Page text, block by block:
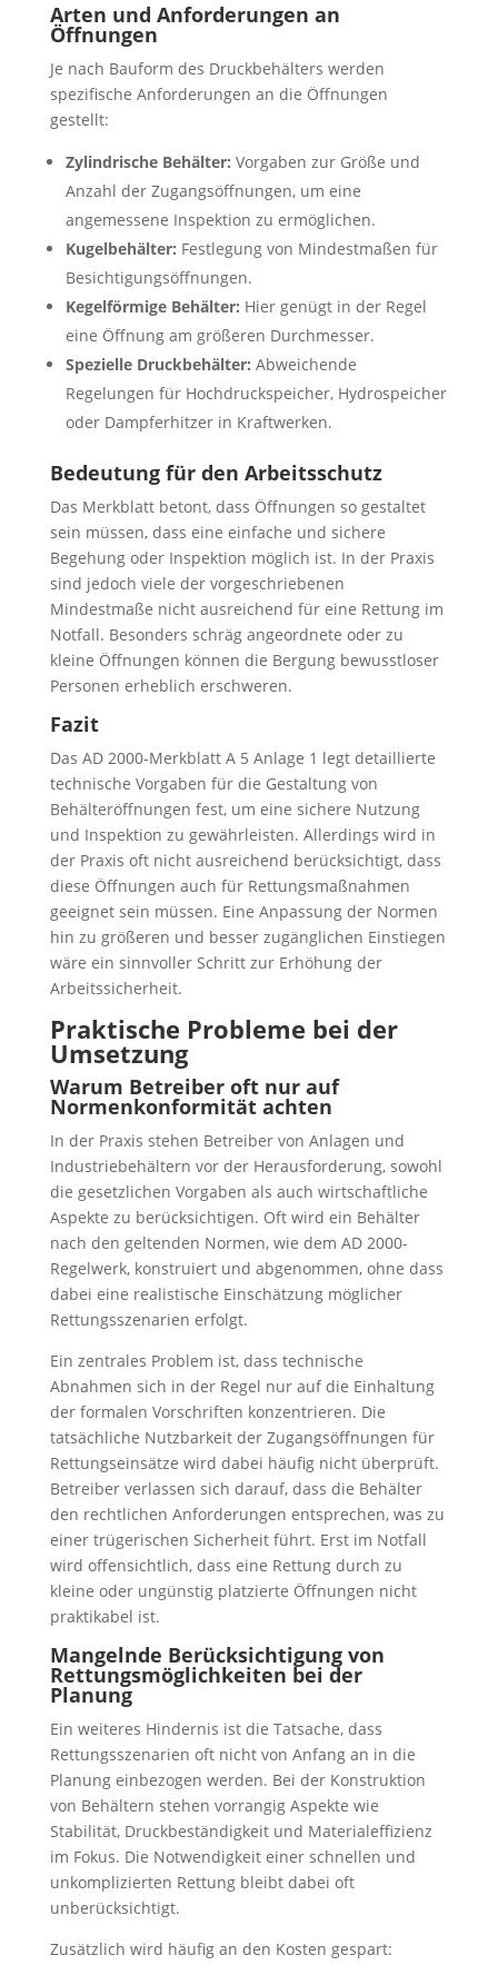
Arten und Anforderungen an
Öffnungen
Je nach Bauform des Druckbehälters werden
spezifische Anforderungen an die Öffnungen
gestellt:
Zylindrische Behälter: Vorgaben zur Größe und
Anzahl der Zugangsöffnungen, um eine
angemessene Inspektion zu ermöglichen.
Kugelbehälter: Festlegung von Mindestmaßen für
Besichtigungsöffnungen.
Kegelförmige Behälter: Hier genügt in der Regel
eine Öffnung am größeren Durchmesser.
Spezielle Druckbehälter: Abweichende
Regelungen für Hochdruckspeicher, Hydrospeicher
oder Dampferhitzer in Kraftwerken.
Bedeutung für den Arbeitsschutz
Das Merkblatt betont, dass Öffnungen so gestaltet
sein müssen, dass eine einfache und sichere
Begehung oder Inspektion möglich ist. In der Praxis
sind jedoch viele der vorgeschriebenen
Mindestmaße nicht ausreichend für eine Rettung im
Notfall. Besonders schräg angeordnete oder zu
kleine Öffnungen können die Bergung bewusstloser
Personen erheblich erschweren.
Fazit
Das AD 2000-Merkblatt A 5 Anlage 1 legt detaillierte
technische Vorgaben für die Gestaltung von
Behälteröffnungen fest, um eine sichere Nutzung
und Inspektion zu gewährleisten. Allerdings wird in
der Praxis oft nicht ausreichend berücksichtigt, dass
diese Öffnungen auch für Rettungsmaßnahmen
geeignet sein müssen. Eine Anpassung der Normen
hin zu größeren und besser zugänglichen Einstiegen
wäre ein sinnvoller Schritt zur Erhöhung der
Arbeitssicherheit.
Praktische Probleme bei der
Umsetzung
Warum Betreiber oft nur auf
Normenkonformität achten
In der Praxis stehen Betreiber von Anlagen und
Industriebehältern vor der Herausforderung, sowohl
die gesetzlichen Vorgaben als auch wirtschaftliche
Aspekte zu berücksichtigen. Oft wird ein Behälter
nach den geltenden Normen, wie dem AD 2000-
Regelwerk, konstruiert und abgenommen, ohne dass
dabei eine realistische Einschätzung möglicher
Rettungsszenarien erfolgt.
Ein zentrales Problem ist, dass technische
Abnahmen sich in der Regel nur auf die Einhaltung
der formalen Vorschriften konzentrieren. Die
tatsächliche Nutzbarkeit der Zugangsöffnungen für
Rettungseinsätze wird dabei häufig nicht überprüft.
Betreiber verlassen sich darauf, dass die Behälter
den rechtlichen Anforderungen entsprechen, was zu
einer trügerischen Sicherheit führt. Erst im Notfall
wird offensichtlich, dass eine Rettung durch zu
kleine oder ungünstig platzierte Öffnungen nicht
praktikabel ist.
Mangelnde Berücksichtigung von
Rettungsmöglichkeiten bei der
Planung
Ein weiteres Hindernis ist die Tatsache, dass
Rettungsszenarien oft nicht von Anfang an in die
Planung einbezogen werden. Bei der Konstruktion
von Behältern stehen vorrangig Aspekte wie
Stabilität, Druckbeständigkeit und Materialeffizienz
im Fokus. Die Notwendigkeit einer schnellen und
unkomplizierten Rettung bleibt dabei oft
unberücksichtigt.
Zusätzlich wird häufig an den Kosten gespart: